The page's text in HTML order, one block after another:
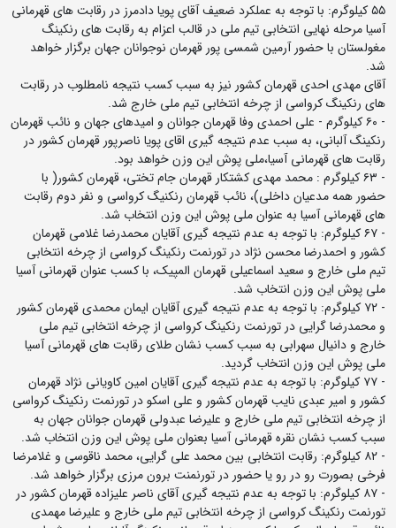
۵۵ کیلوگرم: با توجه به عملکرد ضعیف آقای پویا دادمرز در رقابت های قهرمانی
آسیا مرحله نهایی انتخابی تیم ملی در قالب اعزام به رقابت های رنکینگ
مغولستان با حضور آرمین‌ شمسی پور قهرمان نوجوانان جهان برگزار خواهد
شد.
آقای مهدی احدی قهرمان کشور نیز به سبب کسب نتیجه نامطلوب در رقابت
های رنکینگ کرواسی از چرخه انتخابی تیم ملی خارج شد.
- ۶۰ کیلوگرم - علی احمدی وفا قهرمان جوانان و امیدهای جهان و نائب قهرمان
رنکینگ آلبانی، به سبب عدم نتیجه گیری اقای پویا ناصرپور قهرمان کشور در
رقابت های قهرمانی آسیا،ملی پوش این وزن خواهد بود.
- ۶۳ کیلوگرم : محمد مهدی کشتکار قهرمان جام تختی، قهرمان کشور( با
حضور همه مدعیان داخلی)، نائب قهرمان رنکنیگ کرواسی و نفر دوم رقابت
های قهرمانی آسیا به عنوان ملی پوش این وزن انتخاب شد.
- ۶۷ کیلوگرم: با توجه به عدم نتیجه گیری آقایان محمدرضا غلامی قهرمان
کشور و احمدرضا محسن نژاد در تورنمت رنکینگ کرواسی از چرخه انتخابی
تیم ملی خارج و سعید اسماعیلی قهرمان المپیک، با کسب عنوان قهرمانی آسیا
ملی پوش این وزن انتخاب شد.
- ۷۲ کیلوگرم: با توجه به عدم نتیجه گیری آقایان ایمان محمدی قهرمان کشور
و محمدرضا گرایی در تورنمت رنکینگ کرواسی از چرخه انتخابی تیم ملی
خارج و دانیال سهرابی به سبب کسب نشان طلای رقابت های قهرمانی آسیا
ملی‌ پوش این وزن انتخاب گردید.
- ۷۷ کیلوگرم: با توجه به عدم نتیجه گیری آقایان امین کاویانی نژاد قهرمان
کشور و امیر عبدی نایب قهرمان کشور و علی اسکو در تورنمت رنکینگ کرواسی
از چرخه انتخابی تیم ملی خارج و علیرضا عبدولی قهرمان جوانان جهان به
سبب کسب نشان نقره قهرمانی آسیا بعنوان ملی پوش این وزن انتخاب شد.
- ۸۲ کیلوگرم: رقابت انتخابی بین محمد علی گرایی، محمد ناقوسی و غلامرضا
فرخی بصورت رو در رو یا حضور در تورنمنت برون مرزی برگزار خواهد شد.
- ۸۷ کیلوگرم: با توجه به عدم نتیجه گیری آقای ناصر علیزاده قهرمان کشور در
تورنمت رنکینگ کرواسی از چرخه انتخابی تیم ملی خارج و علیرضا مهمدی